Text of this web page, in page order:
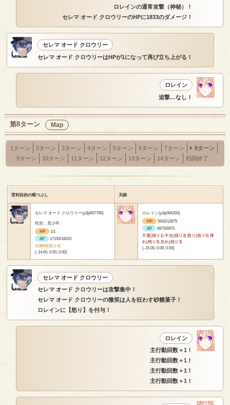
ロレインの通常攻撃（神秘）！
セレマ オード クロウリーのHPに1833のダメージ！
セレマ オード クロウリー
セレマ オード クロウリーはHPが1になって再び立ち上がる！
ロレイン
追撃…なし！
第8ターン Map
1ターン 2ターン 3ターン 4ターン 5ターン 6ターン 7ターン
8ターン
9ターン
10ターン 11ターン 12ターン 13ターン 14ターン 戦闘終了
営利目的の暇つぶし 天賦
セレマ オード クロウリー(p3p007790)
性別：美少年
HP
1/1
AP
17193/18433
光輝50(残り4)
(-14.00, 0.00, 0.00)
ロレイン(p3p006293)
HP
5642/12875
AP
6875/6975
不運(残り1) 不吉(残り3) 怒り(残り5) 痺
れ(残り3) 乱れ(残り3)
(-15.00, 0.00, 0.00)
セレマ オード クロウリー
セレマ オード クロウリーは攻撃集中！
セレマ オード クロウリーの微笑は人を狂わす砂糖菓子！
ロレインに【怒り】を付与！
ロレイン
主行動回数＋1！
主行動回数＋1！
主行動回数＋1！
主行動回数＋1！